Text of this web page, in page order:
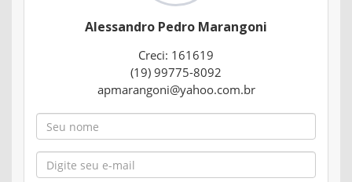
Alessandro Pedro Marangoni
Creci: 161619
(19) 99775-8092
apmarangoni@yahoo.com.br